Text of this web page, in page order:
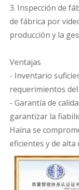
3. Inspección de
de fábrica por
producción y la
Ventajas
- Inventario
requerimientos
- Garantía de
garantizar la
Haina se
eficientes y de alta